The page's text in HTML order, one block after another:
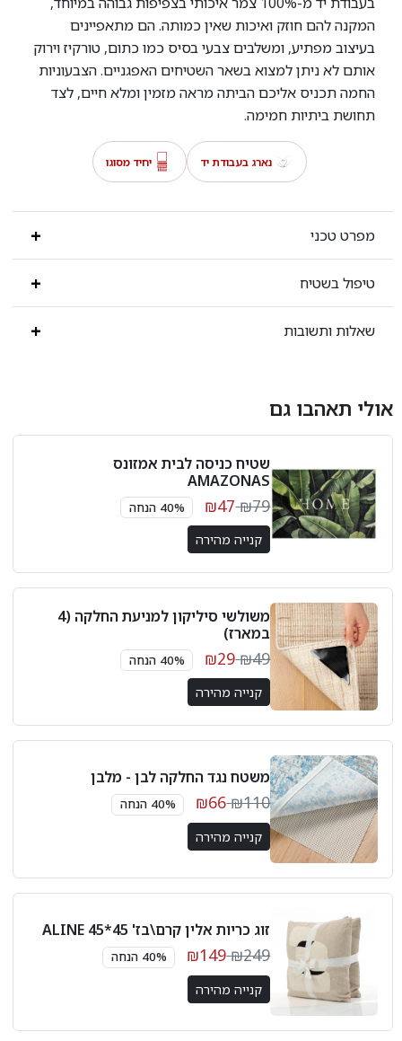
המקנה להם חוזק ואיכות שאין כמותה. הם מתאפיינים
בעיצוב מפתיע, ומשלבים צבעי בסיס כמו כתום, טורקיז וירוק
אותם לא ניתן למצוא בשאר השטיחים האפגניים. הצבעוניות
החמה תכניס אליכם הביתה מראה מזמין ומלא חיים, לצד
תחושת ביתיות חמימה.
נארג בעבודת יד יחיד מסוגו
מפרט טכני
טיפול בשטיח
שאלות ותשובות
אולי תאהבו גם
שטיח כניסה לבית אמזונס
AMAZONAS
₪79
₪47 40% הנחה
קנייה מהירה
משולשי סיליקון למניעת החלקה (4
במארז)
₪49
₪29 40% הנחה
קנייה מהירה
משטח נגד החלקה לבן - מלבן
₪110
₪66 40% הנחה
קנייה מהירה
זוג כריות אלין קרם\בז' 45*45 ALINE
₪249
₪149 40% הנחה
קנייה מהירה